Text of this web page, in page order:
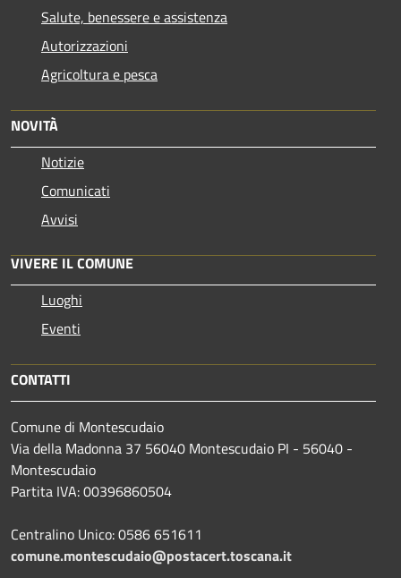
Salute, benessere e assistenza
Autorizzazioni
Agricoltura e pesca
NOVITÀ
Notizie
Comunicati
Avvisi
VIVERE IL COMUNE
Luoghi
Eventi
CONTATTI
Comune di Montescudaio
Via della Madonna 37 56040 Montescudaio PI - 56040 -
Montescudaio
Partita IVA: 00396860504
Centralino Unico: 0586 651611
comune.montescudaio@postacert.toscana.it